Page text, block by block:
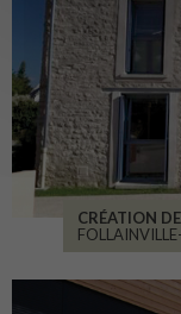
CRÉATION